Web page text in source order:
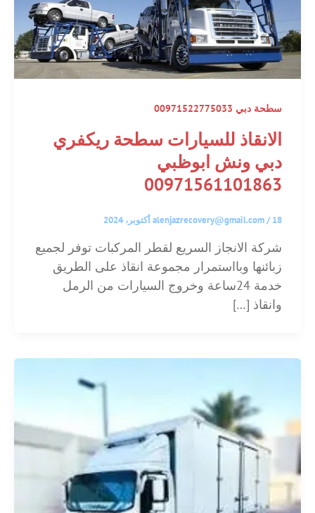
سطحة دبي 00971522775033
الانقاذ للسيارات سطحة ريكفري
دبي ونش ابوظبي
00971561101863
alenjazrecovery@gmail.com/18 أكتوبر، 2024
شركة الانجاز السريع لقطر المركبات توفر لجميع
زبائنها وبااستمرار مجموعة انقاذ على الطريق
خدمة 24ساعة وخروج السيارات من الرمل
وانقاذ […]